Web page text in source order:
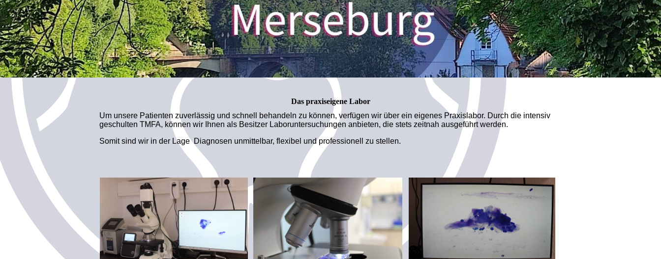
Das praxiseigene Labor
Um unsere Patienten zuverlässig und schnell behandeln zu können, verfügen wir über ein eigenes Praxislabor. Durch die intensiv
geschulten TMFA, können wir Ihnen als Besitzer Laboruntersuchungen anbieten, die stets zeitnah ausgeführt werden.
Somit sind wir in der Lage Diagnosen unmittelbar, flexibel und professionell zu stellen.